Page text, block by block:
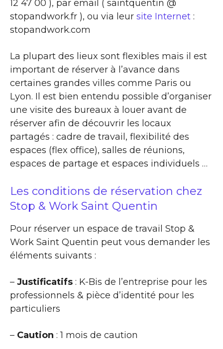
12 47 00 ), par email ( saintquentin @
stopandwork.fr ), ou via leur site Internet :
stopandwork.com
La plupart des lieux sont flexibles mais il est
important de réserver à l’avance dans
certaines grandes villes comme Paris ou
Lyon. Il est bien entendu possible d’organiser
une visite des bureaux à louer avant de
réserver afin de découvrir les locaux
partagés : cadre de travail, flexibilité des
espaces (flex office), salles de réunions,
espaces de partage et espaces individuels …
Les conditions de réservation chez
Stop & Work Saint Quentin
Pour réserver un espace de travail Stop &
Work Saint Quentin peut vous demander les
éléments suivants :
– Justificatifs : K-Bis de l’entreprise pour les
professionnels & pièce d’identité pour les
particuliers
– Caution : 1 mois de caution